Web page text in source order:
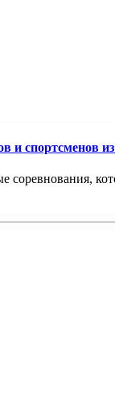
спортсменов